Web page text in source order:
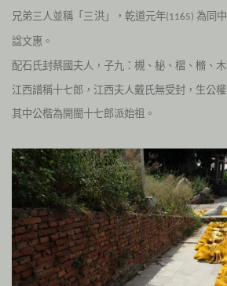
兄弟三人並稱「三洪」，乾道元年(1165) 為同
諡文惠。
配石氏封蔡國夫人，子九：槻、柲、槢、樇、
江西譜稱十七郎，江西夫人戴氏無受封，生公權
其中公楷為開閩十七郎派始祖。